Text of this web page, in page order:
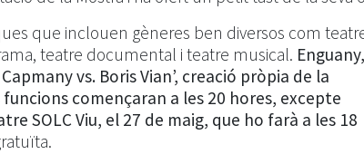
que inclouen gèneres ben diversos com
teatre documental i teatre musical. Enguany,
vs. Boris Vian’, creació pròpia de la
començaran a les 20 hores, excepte
SOLC Viu, el 27 de maig, que ho farà a les 18